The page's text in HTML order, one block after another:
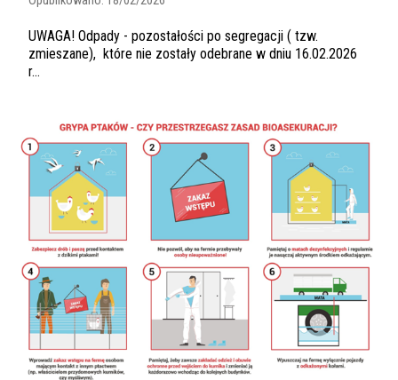
UWAGA! Odpady - pozostałości po segregacji ( tzw.
zmieszane), które nie zostały odebrane w dniu 16.02.2026
r...